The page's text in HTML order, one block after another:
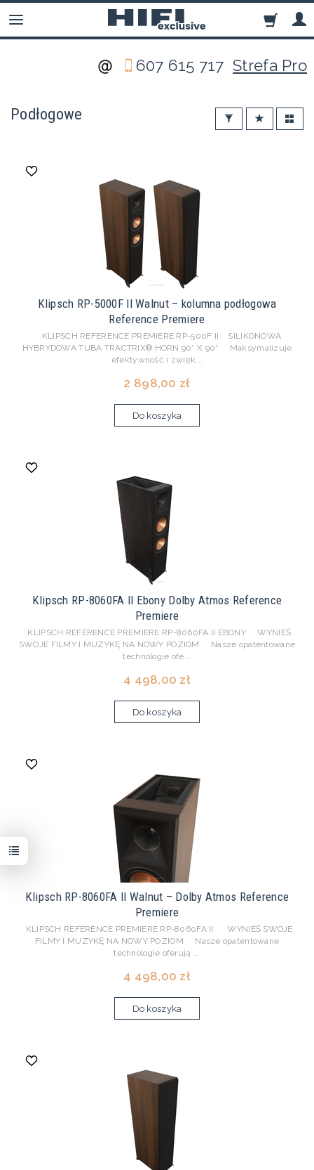
607 615 717Strefa Pro
Podłogowe
Klipsch RP-5000F II Walnut – kolumna podłogowa
Reference Premiere
KLIPSCH REFERENCE PREMIERE RP-500F II SILIKONOWA
HYBRYDOWA TUBA TRACTRIX® HORN 90° X 90° Maksymalizuje
efektywność i zwięk...
2 898,00 zł
Do koszyka
Klipsch RP-8060FA II Ebony Dolby Atmos Reference
Premiere
KLIPSCH REFERENCE PREMIERE RP-8060FA II EBONY WYNIEŚ
SWOJE FILMY I MUZYKĘ NA NOWY POZIOM Nasze opatentowane
technologie ofe...
4 498,00 zł
Do koszyka
Klipsch RP-8060FA II Walnut – Dolby Atmos Reference
Premiere
KLIPSCH REFERENCE PREMIERE RP-8060FA II WYNIEŚ SWOJE
FILMY I MUZYKĘ NA NOWY POZIOM Nasze opatentowane
technologie oferują ...
4 498,00 zł
Do koszyka